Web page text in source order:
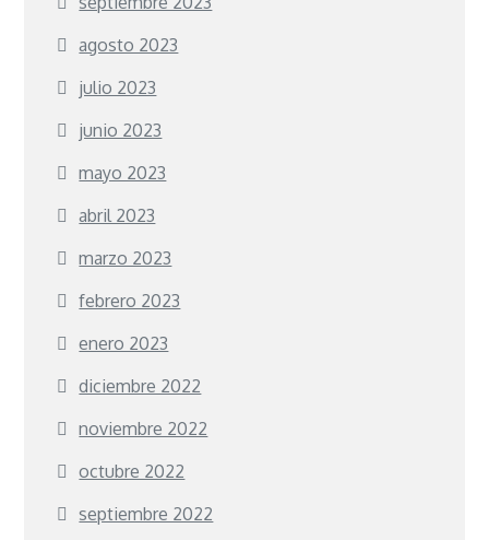
agosto 2023
julio 2023
junio 2023
mayo 2023
abril 2023
marzo 2023
febrero 2023
enero 2023
diciembre 2022
noviembre 2022
octubre 2022
septiembre 2022